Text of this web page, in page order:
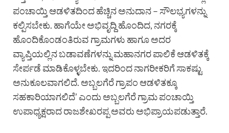
ಪಂಚಾಯ್ತಿ ಆಡಳಿತದಿಂದ ಹೆಚ್ಚಿನ ಅನುದಾನ – ಸೌಲಭ್ಯಗಳನ್ನು
ಕಲ್ಪಿಸಬೇಕು. ಹಾಗೆಯೇ ಅಭಿವೃದ್ದಿ ಹೊಂದಿದ, ನಗರಕ್ಕೆ
ಹೊಂದಿಕೊಂಡಂತಿರುವ ಗ್ರಾಮಗಳು ಹಾಗೂ ಅದರ
ವ್ಯಾಪ್ತಿಯಲ್ಲಿನ ಬಡಾವಣೆಗಳನ್ನು ಮಹಾನಗರ ಪಾಲಿಕೆ ಆಡಳಿತಕ್ಕೆ
ಸೇರ್ಪಡೆ ಮಾಡಿಕೊಳ್ಳಬೇಕು. ಇದರಿಂದ ನಾಗರೀಕರಿಗೆ ಸಾಕಷ್ಟು
ಅನುಕೂಲವಾಗಲಿದೆ. ಅಬ್ಬಲಗೆರೆ ಗ್ರಾಪಂ ಆಡಳಿತಕ್ಕೂ
ಸಹಕಾರಿಯಾಗಲಿದೆ’ ಎಂದು ಅಬ್ಬಲಗೆರೆ ಗ್ರಾಮ ಪಂಚಾಯ್ತಿ
ಉಪಾಧ್ಯಕ್ಷರಾದ ರಾಜಶೇಖರಪ್ಪ ಅವರು ಅಭಿಪ್ರಾಯಪಡುತ್ತಾರೆ.